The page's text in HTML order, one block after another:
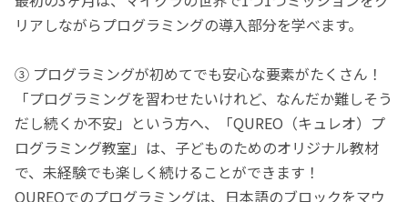
リアしながらプログラミングの導入部分を学べます。
③ プログラミングが初めてでも安心な要素がたくさん！
「プログラミングを習わせたいけれど、なんだか難しそう
だし続くか不安」という方へ、「QUREO（キュレオ）プ
ログラミング教室」は、子どものためのオリジナル教材
で、未経験でも楽しく続けることができます！
QUREOでのプログラミングは、日本語のブロックをマウ